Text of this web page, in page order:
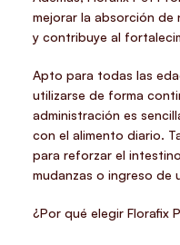
mejorar la absorción de
y contribuye al
Apto para todas las
utilizarse de forma
administración es
con el alimento diario.
para reforzar el
mudanzas o ingreso de
¿Por qué elegir Florafix